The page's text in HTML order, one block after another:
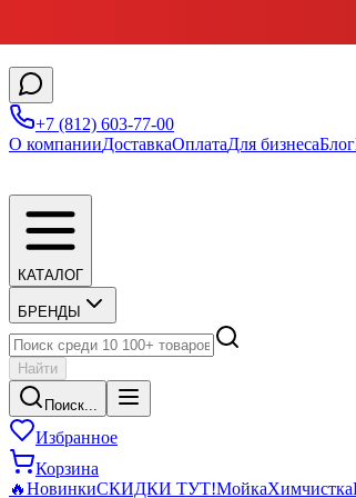
+7 (812) 603-77-00
О компанииДоставкаОплатаДля бизнесаБлог
КАТАЛОГ
БРЕНДЫ
Найти
Поиск...
Избранное
Корзина
🔥НовинкиСКИДКИ ТУТ!МойкаХимчистка